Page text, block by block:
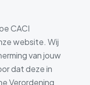
CACI
website. Wij
van jouw
dat deze in
Verordening